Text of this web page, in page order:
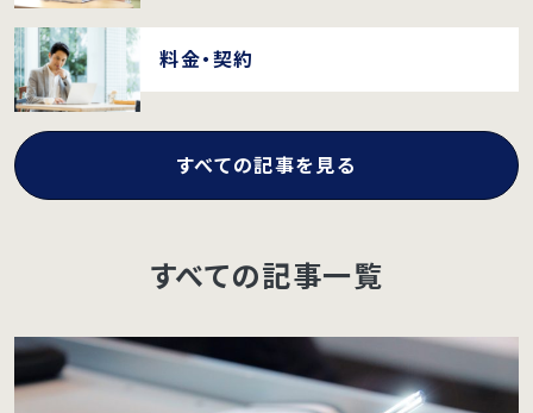
料金・契約
すべての記事を見る
すべての記事一覧